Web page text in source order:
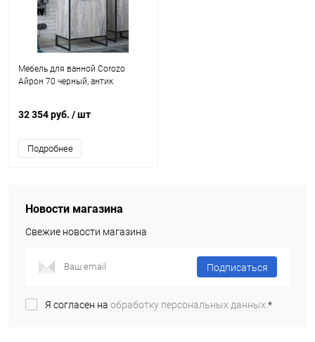
Мебель для ванной Corozo
Айрон 70 черный, антик
32 354 руб. / шт
Подробнее
Новости магазина
Свежие новости магазина
Подписаться
Я согласен на обработку персональных данных.*